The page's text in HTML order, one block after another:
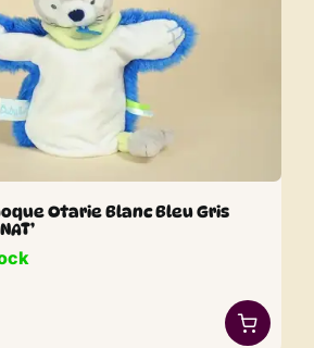
Otarie Blanc Bleu Gris